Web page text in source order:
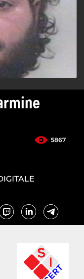
5867